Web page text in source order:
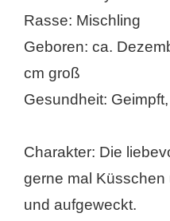
Rasse: Mischling
Geboren: ca.
cm groß
Gesundheit:
Charakter: Die
gerne mal
und aufgeweckt.